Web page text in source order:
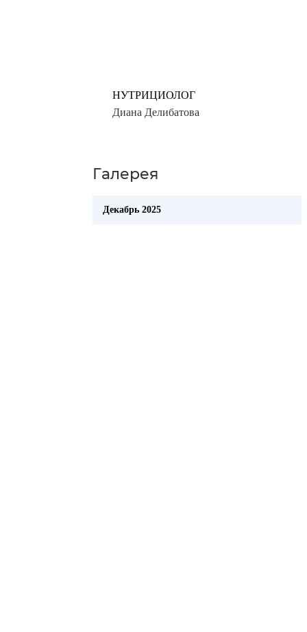
НУТРИЦИОЛОГ
Диана Делибатова
Галерея
Декабрь 2025